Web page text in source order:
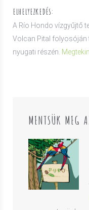
ELHELYEZKEDÉS:
A Río Hondo vízgyűjtő
Volcan Pital folyosóján
nyugati részén.
MENTSÜK MEG